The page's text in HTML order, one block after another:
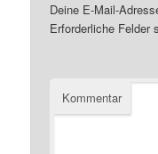
Deine E-Mail-
Erforderliche Felder
Kommentar